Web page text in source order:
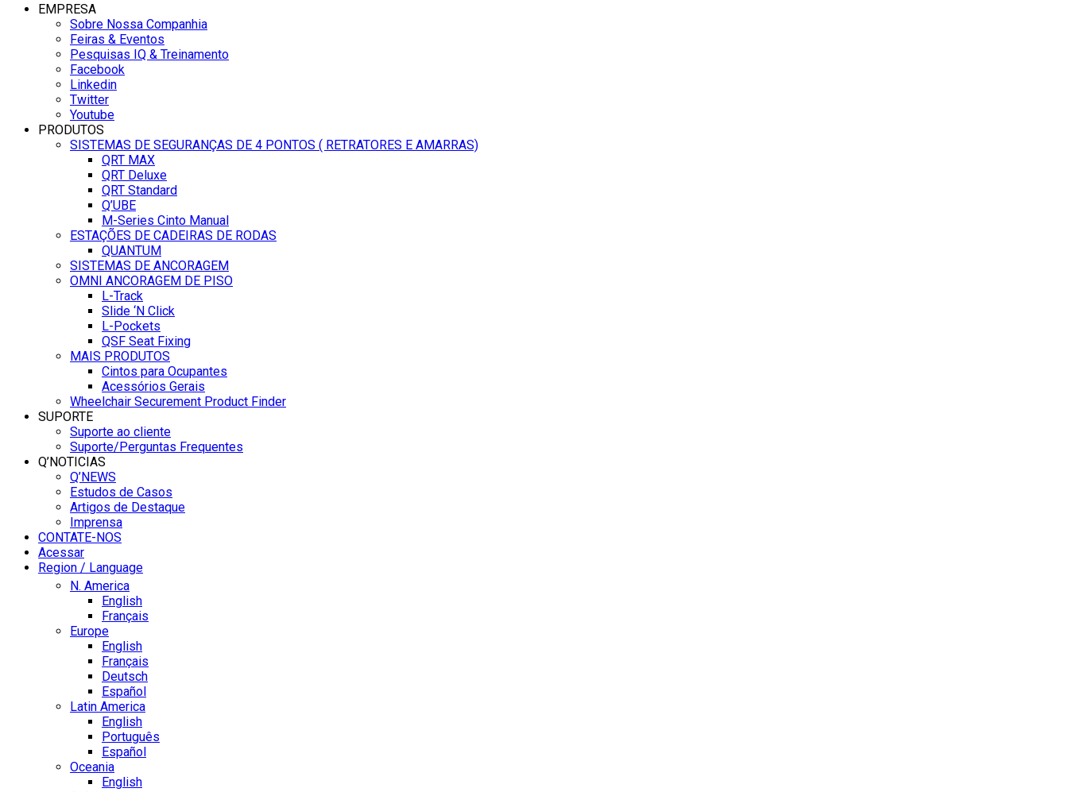
EMPRESA
Sobre Nossa Companhia
Feiras & Eventos
Pesquisas IQ & Treinamento
Facebook
Linkedin
Twitter
Youtube
PRODUTOS
SISTEMAS DE SEGURANÇAS DE 4 PONTOS ( RETRATORES E AMARRAS)
QRT MAX
QRT Deluxe
QRT Standard
Q’UBE
M-Series Cinto Manual
ESTAÇÕES DE CADEIRAS DE RODAS
QUANTUM
SISTEMAS DE ANCORAGEM
OMNI ANCORAGEM DE PISO
L-Track
Slide ‘N Click
L-Pockets
QSF Seat Fixing
MAIS PRODUTOS
Cintos para Ocupantes
Acessórios Gerais
Wheelchair Securement Product Finder
SUPORTE
Suporte ao cliente
Suporte/Perguntas Frequentes
Q’NOTICIAS
Q’NEWS
Estudos de Casos
Artigos de Destaque
Imprensa
CONTATE-NOS
Acessar
Region / Language
N. America
English
Français
Europe
English
Français
Deutsch
Español
Latin America
English
Português
Español
Oceania
English